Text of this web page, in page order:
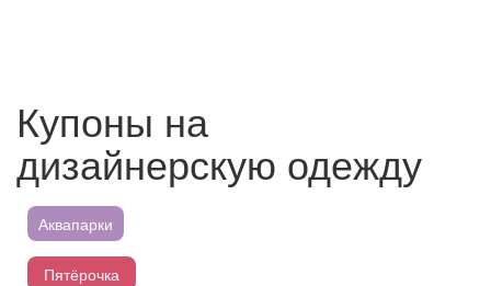
Купоны на
дизайнерскую одежду
Аквапарки
Пятёрочка